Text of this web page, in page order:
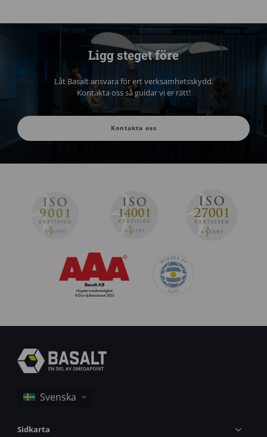
Ligg steget före
Låt Basalt ansvara för ert verksamhetsskydd.
Kontakta oss så guidar vi er rätt!
Kontakta oss
Sidkarta